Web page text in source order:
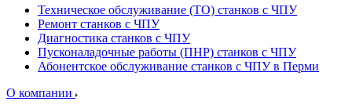
Техническое обслуживание (ТО) станков с ЧПУ
Ремонт станков с ЧПУ
Диагностика станков с ЧПУ
Пусконаладочные работы (ПНР) станков с ЧПУ
Абонентское обслуживание станков с ЧПУ в Перми
О компании